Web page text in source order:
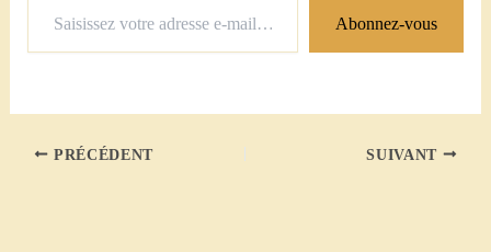
votre
adresse
Abonnez-vous
PRÉCÉDENT SUIVANT